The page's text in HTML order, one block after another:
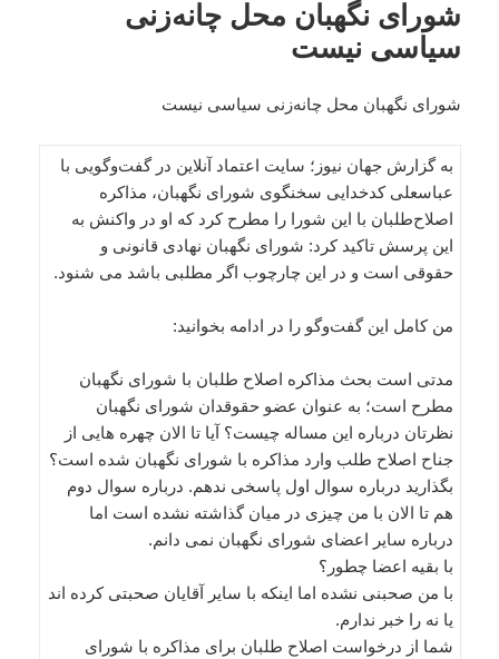
شورای نگهبان محل چانه‌زنی
سیاسی نیست
شورای نگهبان محل چانه‌زنی سیاسی نیست
به گزارش جهان نیوز؛ سایت اعتماد آنلاین در گفت‌وگویی با
عباسعلی کدخدایی سخنگوی شورای نگهبان، مذاکره
اصلاح‌طلبان با این شورا را مطرح کرد که او در واکنش به
این پرسش تاکید کرد: شورای نگهبان نهادی قانونی و
حقوقی است و در این چارچوب اگر مطلبی باشد می شنود.
من کامل این گفت‌وگو را در ادامه بخوانید:
مدتی است بحث مذاکره اصلاح طلبان با شورای نگهبان
مطرح است؛ به عنوان عضو حقوقدان شورای نگهبان
نظرتان درباره این مساله چیست؟ آیا تا الان چهره هایی از
جناح اصلاح طلب وارد مذاکره با شورای نگهبان شده است؟
بگذارید درباره سوال اول پاسخی ندهم. درباره سوال دوم
هم تا الان با من چیزی در میان گذاشته نشده است اما
درباره سایر اعضای شورای نگهبان نمی دانم.
با بقیه اعضا چطور؟
با من صحبنی نشده اما اینکه با سایر آقایان صحبتی کرده اند
یا نه را خبر ندارم.
شما از درخواست اصلاح طلبان برای مذاکره با شورای